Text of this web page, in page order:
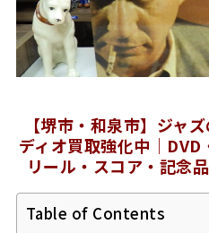
【堺市・和泉市】ジャ
ディオ買取強化中｜
リール・スコア・記念
Table of Contents